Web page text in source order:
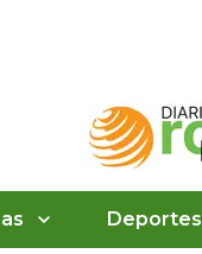
Deportes